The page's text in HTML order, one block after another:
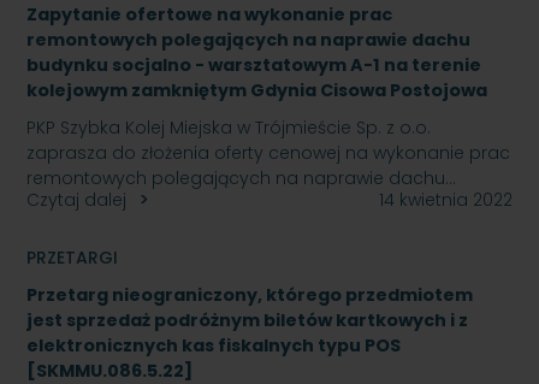
Zapytanie ofertowe na wykonanie prac
remontowych polegających na naprawie dachu
budynku socjalno - warsztatowym A-1 na terenie
kolejowym zamkniętym Gdynia Cisowa Postojowa
PKP Szybka Kolej Miejska w Trójmieście Sp. z o.o.
zaprasza do złożenia oferty cenowej na wykonanie prac
remontowych polegających na naprawie dachu…
Czytaj dalej
14 kwietnia 2022
PRZETARGI
Przetarg nieograniczony, którego przedmiotem
jest sprzedaż podróżnym biletów kartkowych i z
elektronicznych kas fiskalnych typu POS
[SKMMU.086.5.22]